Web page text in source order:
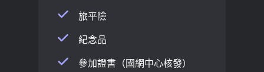
旅平險
紀念品
參加證書（國網中心核發）